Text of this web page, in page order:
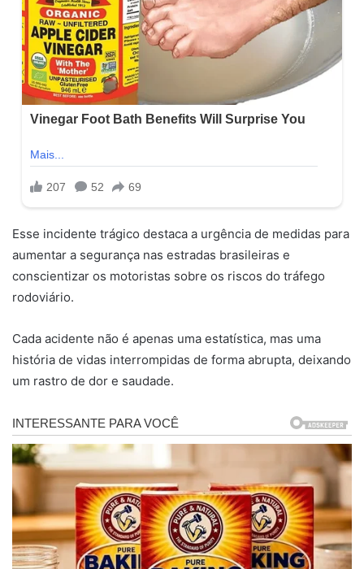
Esse incidente trágico destaca a urgência de medidas para
aumentar a segurança nas estradas brasileiras e
conscientizar os motoristas sobre os riscos do tráfego
rodoviário.
Cada acidente não é apenas uma estatística, mas uma
história de vidas interrompidas de forma abrupta, deixando
um rastro de dor e saudade.